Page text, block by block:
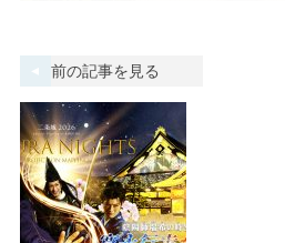
前の記事を見る